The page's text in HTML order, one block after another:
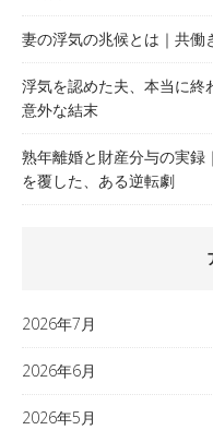
妻の浮気の兆候とは｜共働
浮気を認めた夫、本当に終
意外な結末
熟年離婚と財産分与の実録
を覆した、ある逆転劇
2026年7月
2026年6月
2026年5月